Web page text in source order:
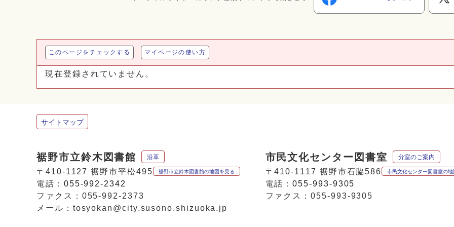
このページをチェックする マイページの使い方
現在登録されていません。
サイトマップ
裾野市立鈴木図書館 沿革
〒410-1127 裾野市平松495 裾野市立鈴木図書館の地図を見る
電話： 055-992-2342
ファクス：055-992-2373
メール：tosyokan@city.susono.shizuoka.jp
市民文化センター図書室 分室のご案内
〒410-1117 裾野市石脇586 市民文化センター図書室の
電話：055-993-9305
ファクス：055-993-9305